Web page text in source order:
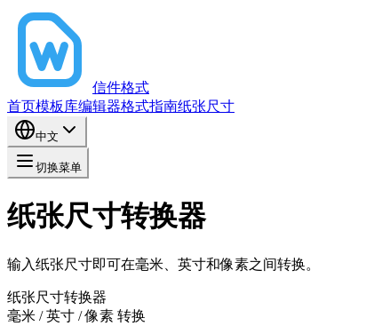
信件格式
首页模板库编辑器格式指南纸张尺寸
中文
切换菜单
纸张尺寸转换器
输入纸张尺寸即可在毫米、英寸和像素之间转换。
纸张尺寸转换器
毫米 / 英寸 / 像素 转换